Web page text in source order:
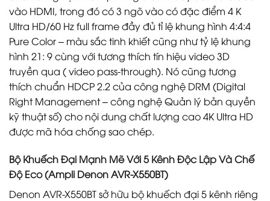
vào HDMI, trong đó có 3 ngõ vào có đặc điểm 4 K
Ultra HD/60 Hz full frame đầy đủ tỉ lệ khung hình 4:4:4
Pure Color – màu sắc tinh khiết cũng như tỷ lệ khung
hình 21: 9 cùng với tương thích tín hiệu video 3D
truyền qua ( video pass-through). Nó cũng tương
thích chuẩn HDCP 2.2 của công nghệ DRM (Digital
Right Management – công nghệ Quản lý bản quyền
kỹ thuật số) cho nội dung chất lượng cao 4K Ultra HD
được mã hóa chống sao chép.
Bộ Khuếch Đại Mạnh Mẽ Với 5 Kênh Độc Lập Và Chế
Độ Eco (Ampli Denon AVR-X550BT)
Denon AVR-X550BT sở hữu bộ khuếch đại 5 kênh riêng